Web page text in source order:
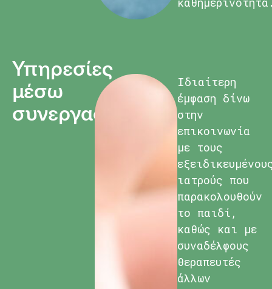
Υπηρεσίες
μέσω
συνεργασιών
Ιδιαίτερη
έμφαση δίνω
στην
επικοινωνία
με τους
ιατρούς που
παρακολουθούν
το παιδί,
καθώς και με
συναδέλφους
θεραπευτές
άλλων